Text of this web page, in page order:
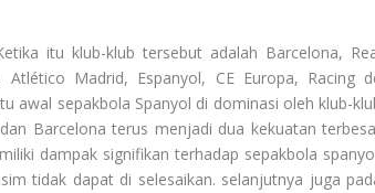
itu klub-klub tersebut adalah Barcelona,
Madrid, Espanyol, CE Europa, Racing
awal sepakbola Spanyol di dominasi oleh klub-
Barcelona terus menjadi dua kekuatan
dampak signifikan terhadap sepakbola
tidak dapat di selesaikan. selanjutnya juga